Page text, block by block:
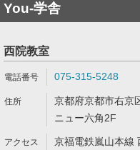
You-学舎
西院教室
075-315-5248
京都府京都市右京
ニュー六角2F
京福電鉄嵐山本線